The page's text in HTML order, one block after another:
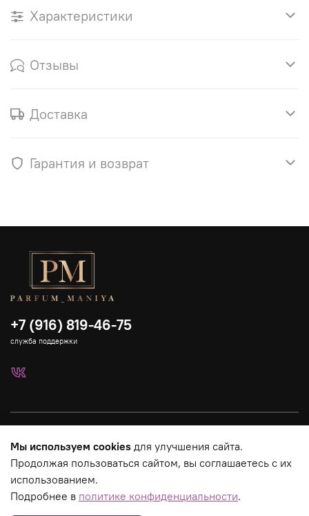
Характеристики
Отзывы
Доставка
Гарантия и возврат
Страницы магазина
Юридическая информация
+7 (916) 819-46-75
служба поддержки
Мы используем cookies для улучшения сайта.
Продолжая пользоваться сайтом, вы соглашаетесь с их
использованием.
Подробнее в политике конфиденциальности.